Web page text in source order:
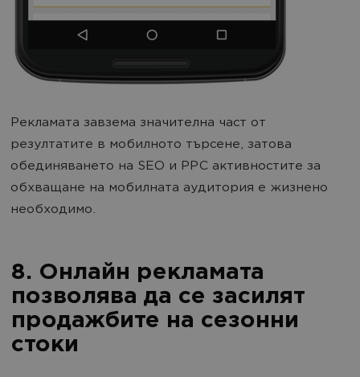
Рекламата завзема значителна част от
резултатите в мобилното търсене, затова
обединяването на SEO и PPC активностите за
обхващане на мобилната аудитория е жизнено
необходимо.
8. Онлайн рекламата
позволява да се засилят
продажбите на сезонни
стоки